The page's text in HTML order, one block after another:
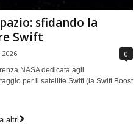
sfidando la
Swift
2026 0
NASA dedicata agli
per il satellite Swift (la Swift Boost
altri